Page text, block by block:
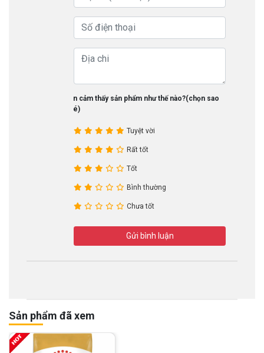
Bạn cảm thấy sản phẩm như thế nào?(chọn sao
nhé)
Tuyệt vời
Rất tốt
Tốt
Bình thường
Chưa tốt
Gửi bình luận
Sản phẩm đã xem